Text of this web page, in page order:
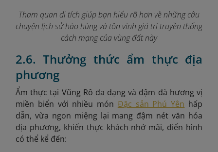
Tham quan di tích giúp bạn hiểu rõ hơn về những câu
chuyện lịch sử hào hùng và tôn vinh giá trị truyền thống
cách mạng của vùng đất này
2.6. Thưởng thức ẩm thực địa
phương
Ẩm thực tại Vũng Rô đa dạng và đậm đà hương vị
miền biển với nhiều món Đặc sản Phú Yên hấp
dẫn, vừa ngon miệng lại mang đậm nét văn hóa
địa phương, khiến thực khách nhớ mãi, điển hình
có thể kể đến: